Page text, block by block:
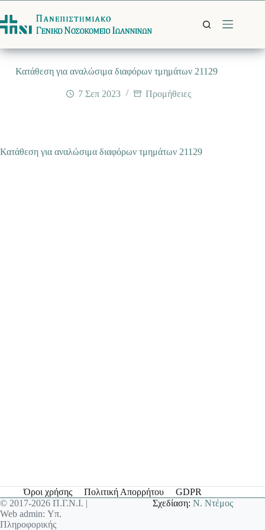
στο
περιεχόμενο
Κατάθεση για αναλώσιμα διαφόρων τμημάτων 21129
7 Σεπ 2023 Προμήθειες
Κατάθεση για αναλώσιμα διαφόρων τμημάτων 21129
Όροι χρήσης Πολιτική Απορρήτου
GDPR
© 2017-2026 Π.Γ.Ν.Ι. |
Web admin: Υπ.
Πληροφορικής
Σχεδίαση:Ν. Ντέμος